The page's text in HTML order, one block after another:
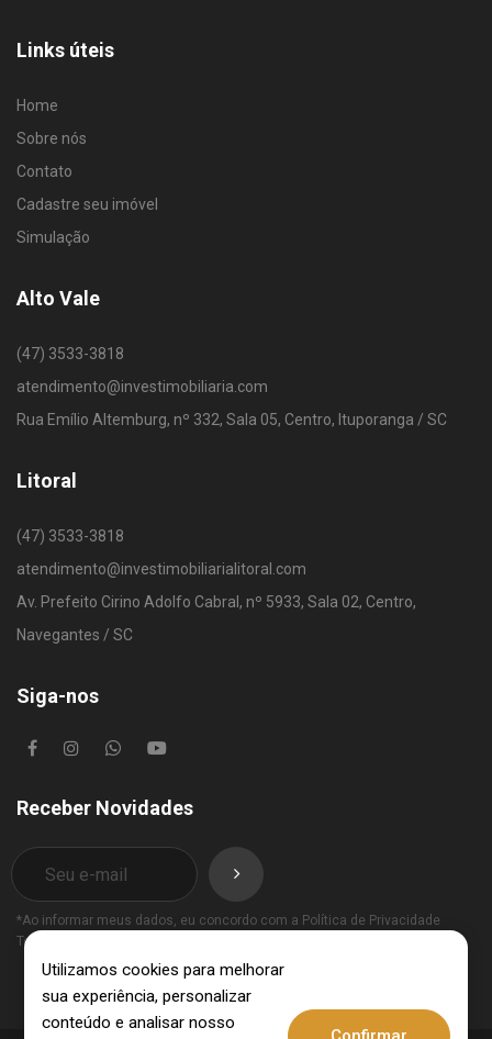
Links úteis
Home
Sobre nós
Contato
Cadastre seu imóvel
Simulação
Alto Vale
(47) 3533-3818
atendimento@investimobiliaria.com
Rua Emílio Altemburg, nº 332, Sala 05, Centro, Ituporanga / SC
Litoral
(47) 3533-3818
atendimento@investimobiliarialitoral.com
Av. Prefeito Cirino Adolfo Cabral, nº 5933, Sala 02, Centro,
Navegantes / SC
Siga-nos
Receber Novidades
*Ao informar meus dados, eu concordo com a Política de Privacidade
Termos de Uso
Utilizamos cookies para melhorar
sua experiência, personalizar
conteúdo e analisar nosso